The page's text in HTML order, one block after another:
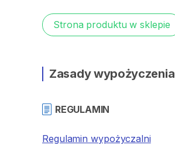
Strona produktu w sklepie
Zasady wypożyczenia
REGULAMIN
Regulamin wypożyczalni